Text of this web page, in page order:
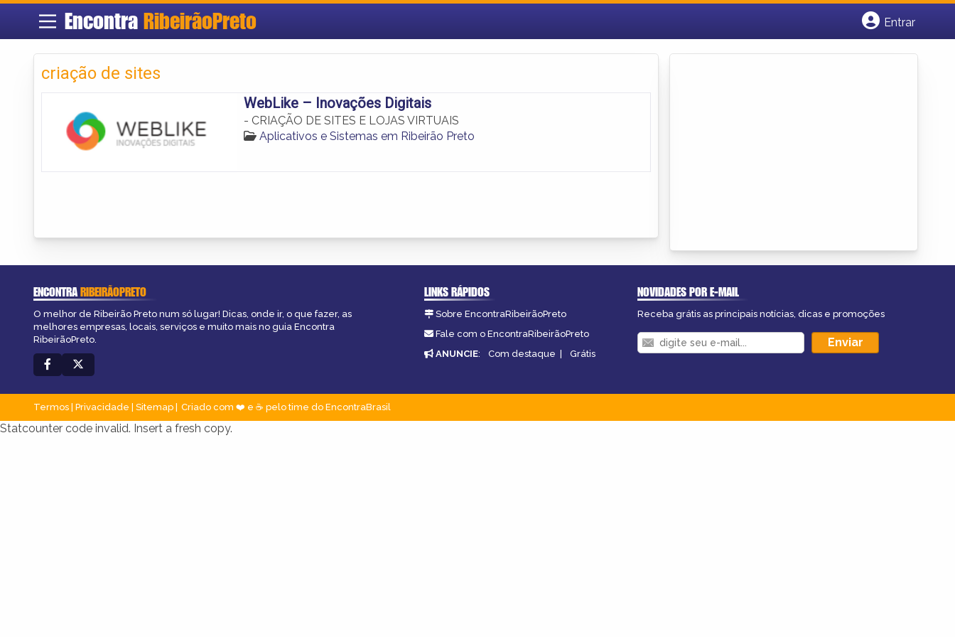
Encontra RibeirãoPreto
Entrar
criação de sites
WebLike – Inovações Digitais
- CRIAÇÃO DE SITES E LOJAS VIRTUAIS
Aplicativos e Sistemas em Ribeirão Preto
ENCONTRARIBEIRÃOPRETO
O melhor de Ribeirão Preto num só lugar! Dicas, onde ir, o que fazer, as
melhores empresas, locais, serviços e muito mais no guia Encontra
RibeirãoPreto.
LINKS RÁPIDOS
Sobre EncontraRibeirãoPreto
Fale com o EncontraRibeirãoPreto
ANUNCIE: Com destaque | Grátis
NOVIDADES POR E-MAIL
Receba grátis as principais notícias, dicas e promoções
Termos | Privacidade | Sitemap Criado com ❤️ e ☕ pelo time do EncontraBrasil
Statcounter code invalid. Insert a fresh copy.